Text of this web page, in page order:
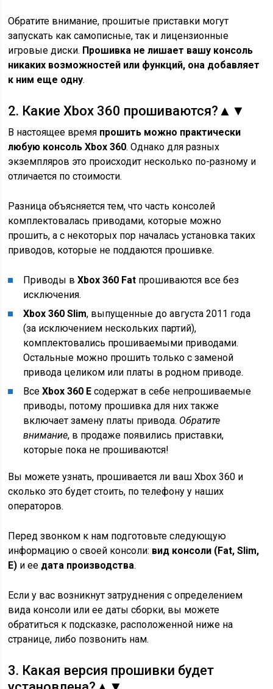
Обратите внимание, прошитые приставки могут
запускать как самописные, так и лицензионные
игровые диски. Прошивка не лишает вашу консоль
никаких возможностей или функций, она добавляет
к ним еще одну.
2. Какие Xbox 360 прошиваются? ▲ ▼
В настоящее время прошить можно практически
любую консоль Xbox 360. Однако для разных
экземпляров это происходит несколько по-разному и
отличается по стоимости.
Разница объясняется тем, что часть консолей
комплектовалась приводами, которые можно
прошить, а с некоторых пор началась установка таких
приводов, которые не поддаются прошивке.
Приводы вXbox 360 Fat прошиваются все без
исключения.
Xbox 360 Slim, выпущенные до августа 2011 года
(за исключением нескольких партий),
комплектовались прошиваемыми приводами.
Остальные можно прошить только с заменой
привода целиком или платы в родном приводе.
ВсеXbox 360 E содержат в себе непрошиваемые
приводы, потому прошивка для них также
включает замену платы привода. Обратите
внимание, в продаже появились приставки,
которые пока не прошиваются!
Вы можете узнать, прошивается ли ваш Xbox 360 и
сколько это будет стоить, по телефону у наших
операторов.
Перед звонком к нам подготовьте следующую
информацию о своей консоли: вид консоли (Fat, Slim,
E) и ее дата производства.
Если у вас возникнут затруднения с определением
вида консоли или ее даты сборки, вы можете
обратиться к подсказке, расположенной ниже на
странице, либо позвонить нам.
3. Какая версия прошивки будет